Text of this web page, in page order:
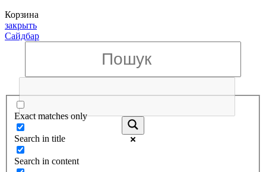
Корзина
закрыть
Сайдбар
Exact matches only
Search in title
Search in content